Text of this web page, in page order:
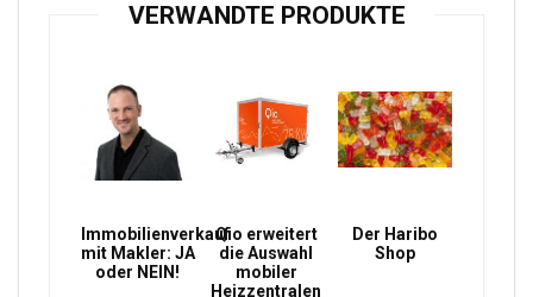
VERWANDTE PRODUKTE
Immobilienverkauf
mit Makler: JA
oder NEIN!
Qio erweitert
die Auswahl
mobiler
Heizzentralen
Der Haribo
Shop